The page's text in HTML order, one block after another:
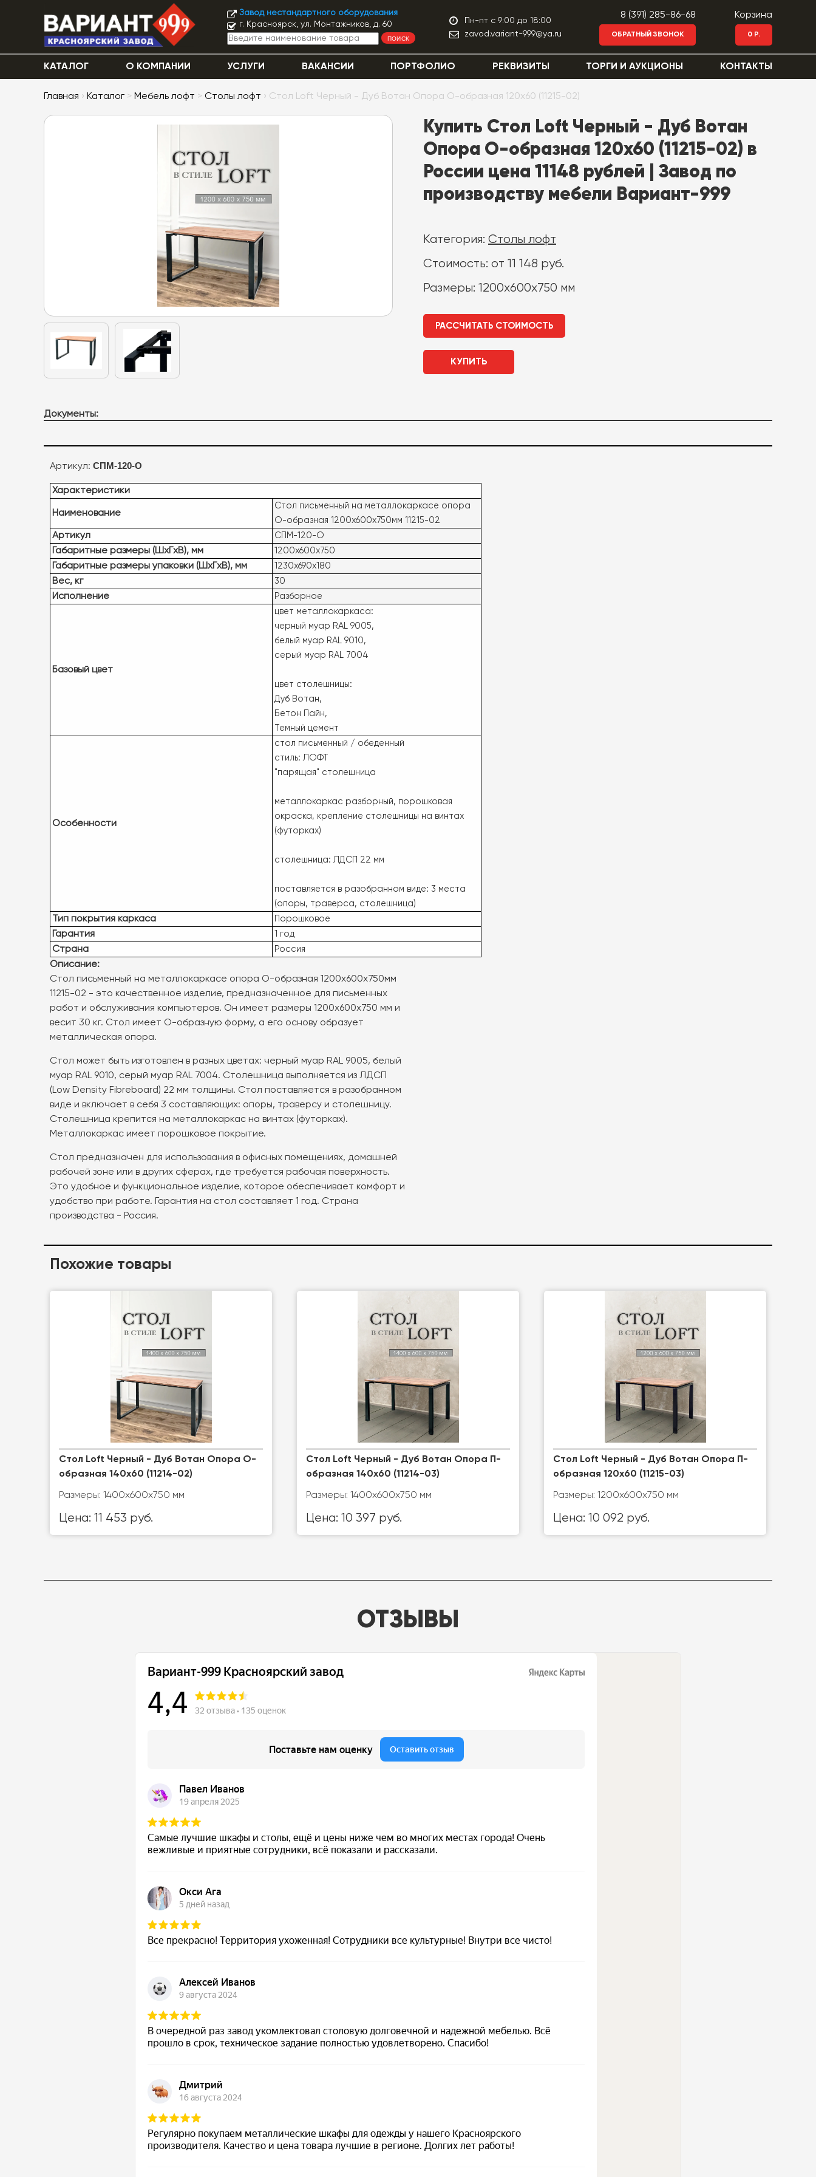
Завод нестандартного оборудования
г. Красноярск, ул. Монтажников, д. 60
ПОИСК
Пн-пт с 9:00 до 18:00
zavod.variant-999@ya.ru
8 (391) 285-86-68
ОБРАТНЫЙ ЗВОНОК
Корзина
0 Р.
КАТАЛОГ О КОМПАНИИ УСЛУГИ ВАКАНСИИ ПОРТФОЛИО РЕКВИЗИТЫ ТОРГИ И АУКЦИОНЫ КОНТАКТЫ
Главная › Каталог > Мебель лофт > Столы лофт › Стол Loft Черный - Дуб Вотан Опора О-образная 120x60 (11215-02)
Купить Стол Loft Черный - Дуб Вотан
Опора О-образная 120x60 (11215-02) в
России цена 11148 рублей | Завод по
производству мебели Вариант-999
Категория: Столы лофт
Стоимость: от 11 148 руб.
Размеры: 1200x600x750 мм
РАССЧИТАТЬ СТОИМОСТЬ
КУПИТЬ
Документы:
Артикул: СПМ-120-О
Характеристики
Наименование
Стол письменный на металлокаркасе опора
О-образная 1200х600х750мм 11215-02
Артикул СПМ-120-О
Габаритные размеры (ШxГxВ), мм 1200х600х750
Габаритные размеры упаковки (ШxГxВ), мм 1230x690x180
Вес, кг 30
Исполнение Разборное
Базовый цвет
цвет металлокаркаса:
черный муар RAL 9005,
белый муар RAL 9010,
серый муар RAL 7004
цвет столешницы:
Дуб Вотан,
Бетон Пайн,
Темный цемент
Особенности
стол письменный / обеденный
стиль: ЛОФТ
"парящая" столешница
металлокаркас разборный, порошковая
окраска, крепление столешницы на винтах
(футорках)
столешница: ЛДСП 22 мм
поставляется в разобранном виде: 3 места
(опоры, траверса, столешница)
Тип покрытия каркаса Порошковое
Гарантия 1 год
Страна Россия
Описание:
Стол письменный на металлокаркасе опора О-образная 1200х600х750мм
11215-02 - это качественное изделие, предназначенное для письменных
работ и обслуживания компьютеров. Он имеет размеры 1200х600х750 мм и
весит 30 кг. Стол имеет О-образную форму, а его основу образует
металлическая опора.
Стол может быть изготовлен в разных цветах: черный муар RAL 9005, белый
муар RAL 9010, серый муар RAL 7004. Столешница выполняется из ЛДСП
(Low Density Fibreboard) 22 мм толщины. Стол поставляется в разобранном
виде и включает в себя 3 составляющих: опоры, траверсу и столешницу.
Столешница крепится на металлокаркас на винтах (футорках).
Металлокаркас имеет порошковое покрытие.
Стол предназначен для использования в офисных помещениях, домашней
рабочей зоне или в других сферах, где требуется рабочая поверхность.
Это удобное и функциональное изделие, которое обеспечивает комфорт и
удобство при работе. Гарантия на стол составляет 1 год. Страна
производства - Россия.
Похожие товары
Стол Loft Черный - Дуб Вотан Опора О-
образная 140x60 (11214-02)
Размеры: 1400x600x750 мм
Цена: 11 453 руб.
Стол Loft Черный - Дуб Вотан Опора П-
образная 140х60 (11214-03)
Размеры: 1400x600x750 мм
Цена: 10 397 руб.
Стол Loft Черный - Дуб Вотан Опора П-
образная 120x60 (11215-03)
Размеры: 1200x600x750 мм
Цена: 10 092 руб.
ОТЗЫВЫ